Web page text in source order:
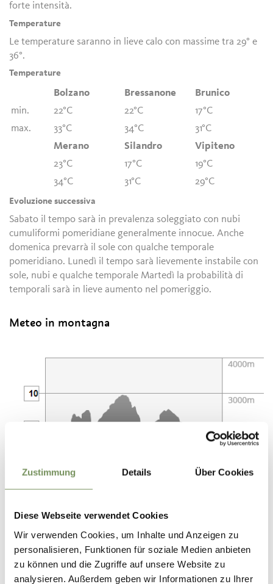
Zustimmung Details Über Cookies
Diese Webseite verwendet Cookies
Wir verwenden Cookies, um Inhalte und Anzeigen zu
personalisieren, Funktionen für soziale Medien anbieten
zu können und die Zugriffe auf unsere Website zu
analysieren. Außerdem geben wir Informationen zu Ihrer
forte intensità.
Temperature
Le temperature saranno in lieve calo con massime tra 29° e
36°.
Temperature
min.
max.
Bolzano
22°C
33°C
Bressanone
22°C
34°C
Brunico
17°C
31°C
Merano
23°C
34°C
Silandro
17°C
31°C
Vipiteno
19°C
29°C
Evoluzione successiva
Sabato il tempo sarà in prevalenza soleggiato con nubi
cumuliformi pomeridiane generalmente innocue. Anche
domenica prevarrà il sole con qualche temporale
pomeridiano. Lunedì il tempo sarà lievemente instabile con
sole, nubi e qualche temporale Martedì la probabilità di
temporali sarà in lieve aumento nel pomeriggio.
Meteo in montagna
Meteo in montagna
molto calda ed instabile alle Alpi.
Nella prima metà della giornata le condizioni saranno stabili
con molto sole. Nel pomeriggio si svilupperanno alcuni